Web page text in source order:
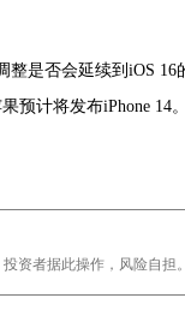
是否会延续到iOS
预计将发布iPhone 14。
资者据此操作，风险自担。